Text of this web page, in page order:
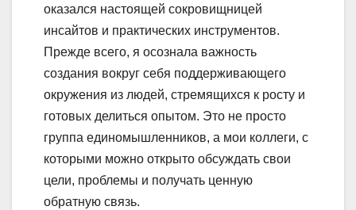
оказался настоящей сокровищницей
инсайтов и практических инструментов.
Прежде всего, я осознала важность
создания вокруг себя поддерживающего
окружения из людей, стремящихся к росту и
готовых делиться опытом. Это не просто
группа единомышленников, а мои коллеги, с
которыми можно открыто обсуждать свои
цели, проблемы и получать ценную
обратную связь.